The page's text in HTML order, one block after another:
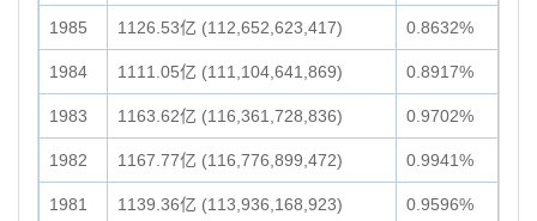
1985 1126.53亿 (112,652,623,417) 0.8632%
1984 1111.05亿 (111,104,641,869) 0.8917%
1983 1163.62亿 (116,361,728,836) 0.9702%
1982 1167.77亿 (116,776,899,472) 0.9941%
1981 1139.36亿 (113,936,168,923) 0.9596%